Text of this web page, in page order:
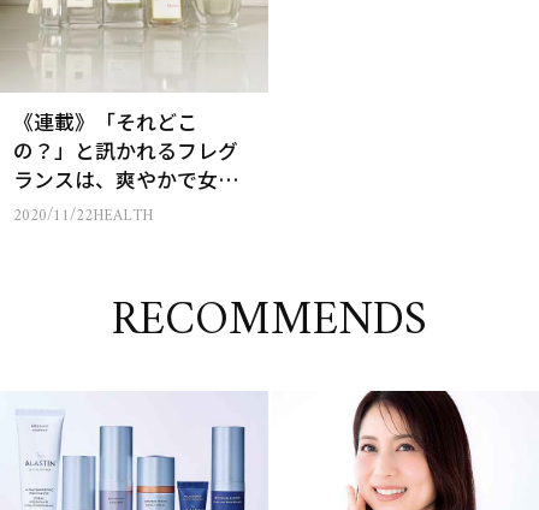
《連載》「それどこ
の？」と訊かれるフレグ
ランスは、爽やかで女ら
しくてモダンな香り〈30
2020/11/22HEALTH
RECOMMENDS